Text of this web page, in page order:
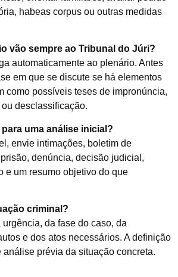
habeas corpus ou outras medidas
vão sempre ao Tribunal do Júri?
automaticamente ao plenário. Antes
em que se discute se há elementos
como possíveis teses de impronúncia,
desclassificação.
uma análise inicial?
envie intimações, boletim de
denúncia, decisão judicial,
e um resumo objetivo do que
criminal?
da fase do caso, da
e dos atos necessários. A definição
prévia da situação concreta.